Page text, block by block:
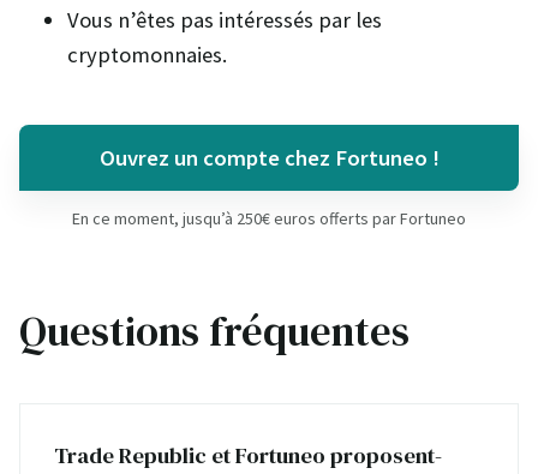
Vous n’êtes pas intéressés par les
cryptomonnaies.
Ouvrez un compte chez Fortuneo !
En ce moment, jusqu’à 250€ euros offerts par Fortuneo
Questions fréquentes
Trade Republic et Fortuneo proposent-